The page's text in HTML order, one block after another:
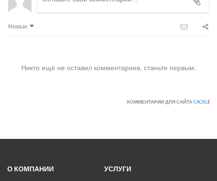
Новые
Никто ещё не оставил комментариев, станьте первым.
КОММЕНТАРИИ ДЛЯ САЙТАCACKLE
О КОМПАНИИ
УСЛУГИ